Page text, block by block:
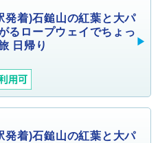
発着)石鎚山の紅葉と大パ
るロープウェイでちょっ
日帰り
発着)石鎚山の紅葉と大パ